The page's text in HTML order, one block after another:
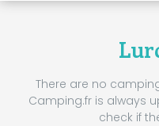
There are no
Camping.fr is always
check if